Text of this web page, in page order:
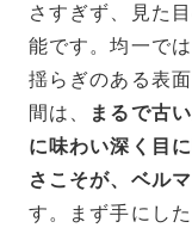
さすぎず、見た
能です。均一で
揺らぎのある表
間は、
まるで古
に味わい深く目
さこそが、ベル
す。まず手にし